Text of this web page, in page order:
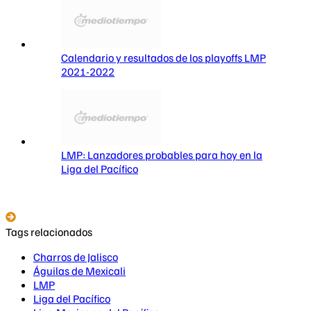
Calendario y resultados de los playoffs LMP
2021-2022
LMP: Lanzadores probables para hoy en la
Liga del Pacífico
Tags relacionados
Charros de Jalisco
Águilas de Mexicali
LMP
Liga del Pacífico